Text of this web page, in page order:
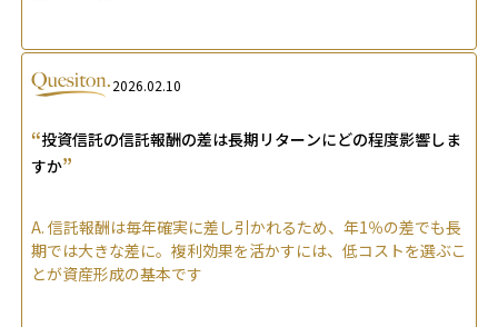
2026.02.10
“投資信託の信託報酬の差は長期リターンにどの程度影響しま
すか”
A. 信託報酬は毎年確実に差し引かれるため、年1％の差でも長
期では大きな差に。複利効果を活かすには、低コストを選ぶこ
とが資産形成の基本です